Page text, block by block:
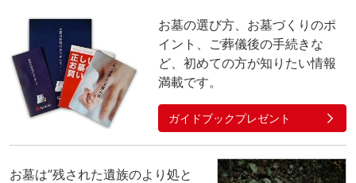
お墓の選び方、お墓づくりのポ
イント、ご葬儀後の手続きな
ど、初めての方が知りたい情報
満載です。
ガイドブックプレゼント
お墓は”残された遺族のより処と